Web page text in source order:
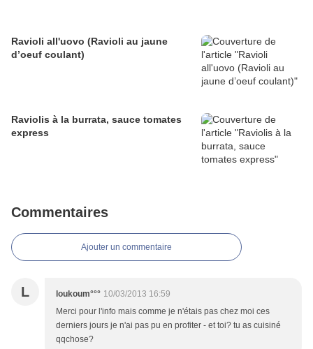
Ravioli all'uovo (Ravioli au jaune
d’oeuf coulant)
Raviolis à la burrata, sauce tomates
express
Commentaires
Ajouter un commentaire
L loukoum°°° 10/03/2013 16:59
Merci pour l'info mais comme je n'étais pas chez moi ces
derniers jours je n'ai pas pu en profiter - et toi? tu as cuisiné
qqchose?